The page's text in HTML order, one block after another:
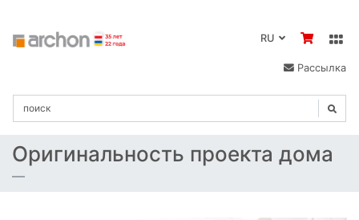
Рассылка
Oригинальность проекта дома